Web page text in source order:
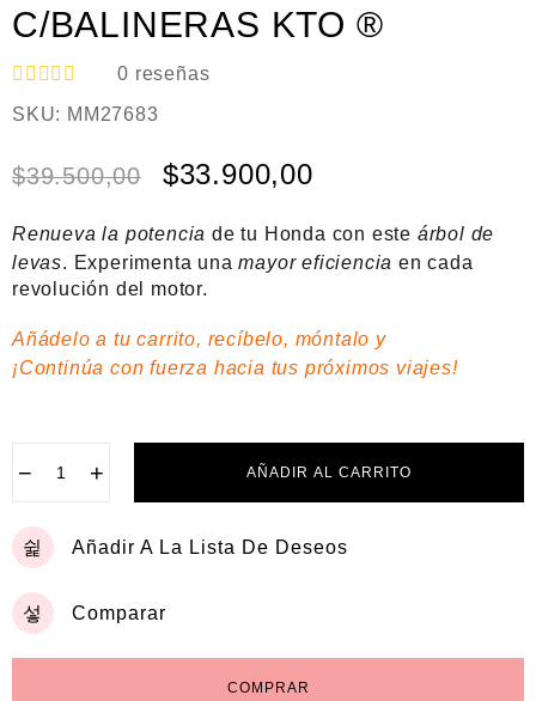
C/BALINERAS KTO ®
V
a
r
o
e
n
0
e
5
0 reseñas
SKU: MM27683
$39.500,00 $33.900,00
Renueva la potencia de tu Honda con este árbol de
levas. Experimenta unamayor eficiencia en cada
revolución del motor.
Añádelo a tu carrito, recíbelo, móntalo y
¡Continúa con fuerza hacia tus próximos viajes!
− + AÑADIR AL CARRITO
Añadir A La Lista De Deseos
Comparar
COMPRAR